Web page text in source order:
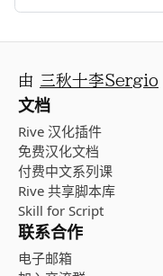
由 三秋十李Sergio
文档
Rive 汉化插件
免费汉化文档
付费中文系列课
Rive 共享脚本库
Skill for Script
联系合作
电子邮箱